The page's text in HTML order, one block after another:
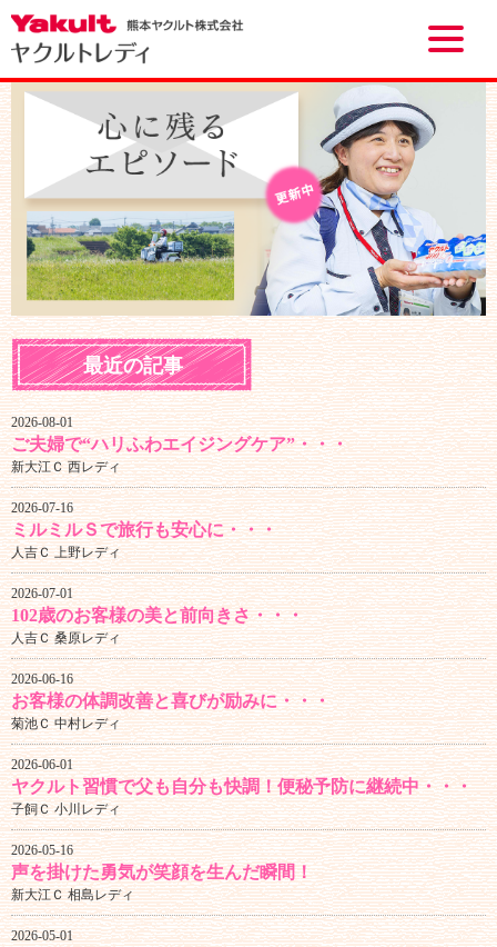
Toggle
最近の記事
2026-08-01
ご夫婦で“ハリふわエイジングケア”・・・
新大江Ｃ 西レディ
2026-07-16
ミルミルＳで旅行も安心に・・・
人吉Ｃ 上野レディ
2026-07-01
102歳のお客様の美と前向きさ・・・
人吉Ｃ 桑原レディ
2026-06-16
お客様の体調改善と喜びが励みに・・・
菊池Ｃ 中村レディ
2026-06-01
ヤクルト習慣で父も自分も快調！便秘予防に継続中・・・
子飼Ｃ 小川レディ
2026-05-16
声を掛けた勇気が笑顔を生んだ瞬間！
新大江Ｃ 相島レディ
2026-05-01